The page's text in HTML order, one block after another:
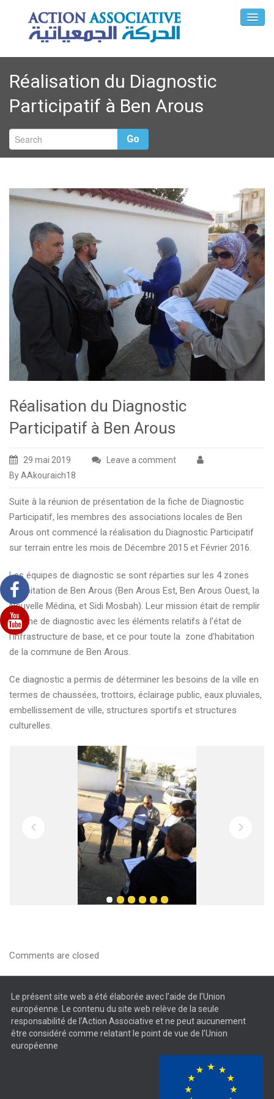
Réalisation du Diagnostic
Participatif à Ben Arous
Go
Réalisation du Diagnostic
Participatif à Ben Arous
29 mai 2019
Leave a comment
By AAkouraich18
Suite à la réunion de présentation de la fiche de Diagnostic
Participatif, les membres des associations locales de Ben
Arous ont commencé la réalisation du Diagnostic Participatif
sur terrain entre les mois de Décembre 2015 et Février 2016.
Les équipes de diagnostic se sont réparties sur les 4 zones
d’habitation de Ben Arous (Ben Arous Est, Ben Arous Ouest, la
Nouvelle Médina, et Sidi Mosbah). Leur mission était de remplir
la fiche de diagnostic avec les éléments relatifs à l’état de
l’infrastructure de base, et ce pour toute la zone d’habitation
de la commune de Ben Arous.
Ce diagnostic a permis de déterminer les besoins de la ville en
termes de chaussées, trottoirs, éclairage public, eaux pluviales,
embellissement de ville, structures sportifs et structures
culturelles.
Comments are closed
Le présent site web a été élaborée avec l’aide de l’Union
européenne. Le contenu du site web relève de la seule
responsabilité de l’Action Associative et ne peut aucunement
être considéré comme relatant le point de vue de l’Union
européenne